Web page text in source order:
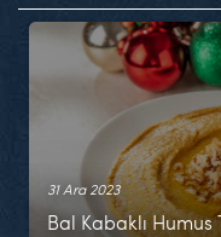
31 Ara 2023
Bal Kabaklı Humus